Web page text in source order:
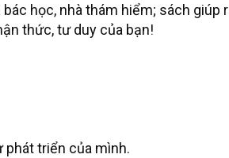
học, nhà thám hiểm; sách giúp
thức, tư duy của bạn!
triển của mình.